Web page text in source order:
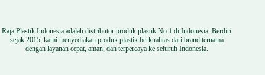
Raja Plastik Indonesia adalah distributor produk plastik No.1 di Indonesia. Berdiri
sejak 2015, kami menyediakan produk plastik berkualitas dari brand ternama
dengan layanan cepat, aman, dan terpercaya ke seluruh Indonesia.